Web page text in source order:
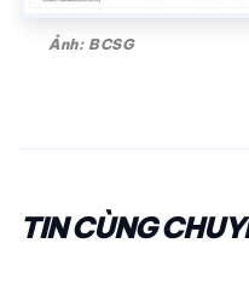
Ảnh: BCSG
TIN CÙNG